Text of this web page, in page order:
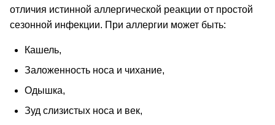
отличия истинной аллергической реакции от простой
сезонной инфекции. При аллергии может быть:
Кашель,
Заложенность носа и чихание,
Одышка,
Зуд слизистых носа и век,